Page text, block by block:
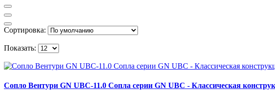
Сортировка:
Показать:
Сопло Вентури GN UBC-11.0 Сопла серии GN UBC - Классическая